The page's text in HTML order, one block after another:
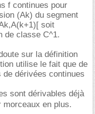
f continues pour
(Ak) du segment
soit
de classe C^1.
sur la définition
utilise le fait que de
dérivées continues
sont dérivables déjà
morceaux en plus.